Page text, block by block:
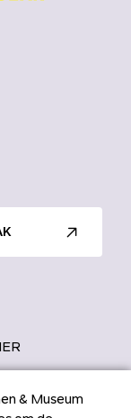
& Museum
Musea